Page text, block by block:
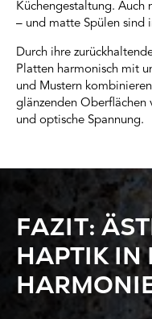
Küchengestaltung. Auch
– und matte Spülen sind
Durch ihre
Platten harmonisch mit
und Mustern
glänzenden Oberflächen
und optische Spannung.
FAZIT:
HAPTIK IN